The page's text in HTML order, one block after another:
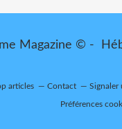
Magazine © -
articles Contact Signaler
Préférences